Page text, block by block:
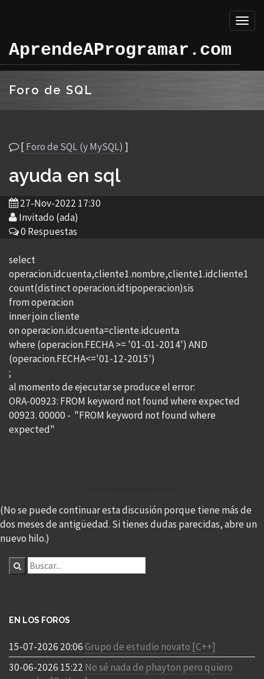
AprendeAProgramar.com
Foro de SQL
[Foro de SQL (y MySQL) ]
ayuda en sql
27-Nov-2022 17:30
Invitado (ada)
0 Respuestas
select
operacion.idcuenta,cliente1.nombre,cliente1.idcliente1
count(distinct operacion.idtipoperacion)sis
from operacion
inner join cliente
on operacion.idcuenta=cliente.idcuenta
where (operacion.FECHA >= '01-01-2014') AND
(operacion.FECHA<='01-12-2015')
;
al momento de ejecutar se produce el error:
ORA-00923: FROM keyword not found where expected
00923. 00000 - "FROM keyword not found where
expected"
(No se puede continuar esta discusión porque tiene más de
dos meses de antigüedad. Si tienes dudas parecidas, abre un
nuevo hilo.)
EN LOS FOROS
15-07-2026 20:06Grupo de estudio novato [C++]
30-06-2026 15:22 No sé nada de phayton pero quiero